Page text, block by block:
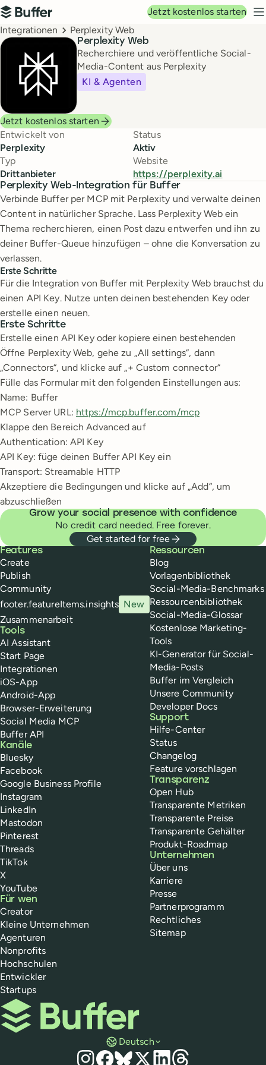
Hauptnavigation
Buffer
Jetzt kostenlos starten
Breadcrumbs
Integrationen Perplexity Web
Perplexity Web
Recherchiere und veröffentliche Social-
Media-Content aus Perplexity
KI & Agenten
Jetzt kostenlos starten
Entwickelt von
Perplexity
Status
Aktiv
Typ
Drittanbieter
Website
https://perplexity.ai
Perplexity Web-Integration für Buffer
Verbinde Buffer per MCP mit Perplexity und verwalte deinen
Content in natürlicher Sprache. Lass Perplexity Web ein
Thema recherchieren, einen Post dazu entwerfen und ihn zu
deiner Buffer-Queue hinzufügen – ohne die Konversation zu
verlassen.
Erste Schritte
Für die Integration von Buffer mit Perplexity Web brauchst du
einen API Key. Nutze unten deinen bestehenden Key oder
erstelle einen neuen.
Erste Schritte
Erstelle einen API Key oder kopiere einen bestehenden
Öffne Perplexity Web, gehe zu „All settings“, dann
„Connectors“, und klicke auf „+ Custom connector“
Fülle das Formular mit den folgenden Einstellungen aus:
Name: Buffer
MCP Server URL: https://mcp.buffer.com/mcp
Klappe den Bereich Advanced auf
Authentication: API Key
API Key: füge deinen Buffer API Key ein
Transport: Streamable HTTP
Akzeptiere die Bedingungen und klicke auf „Add“, um
abzuschließen
Grow your social presence with confidence
No credit card needed. Free forever.
Get started for free
Buffer
Features
Create
Publish
Community
footer.featureItems.insights New
Zusammenarbeit
Tools
AI Assistant
Start Page
Integrationen
iOS-App
Android-App
Browser-Erweiterung
Social Media MCP
Buffer API
Kanäle
Bluesky
Facebook
Google Business Profile
Instagram
LinkedIn
Mastodon
Pinterest
Threads
TikTok
X
YouTube
Für wen
Creator
Kleine Unternehmen
Agenturen
Nonprofits
Hochschulen
Entwickler
Startups
Ressourcen
Blog
Vorlagenbibliothek
Social-Media-Benchmarks
Ressourcenbibliothek
Social-Media-Glossar
Kostenlose Marketing-
Tools
KI-Generator für Social-
Media-Posts
Buffer im Vergleich
Unsere Community
Developer Docs
Support
Hilfe-Center
Status
Changelog
Feature vorschlagen
Transparenz
Open Hub
Transparente Metriken
Transparente Preise
Transparente Gehälter
Produkt-Roadmap
Unternehmen
Über uns
Karriere
Presse
Partnerprogramm
Rechtliches
Sitemap
Buffer
Deutsch
Social Media
Instagram
Facebook
Bluesky
X LinkedIn
Threads